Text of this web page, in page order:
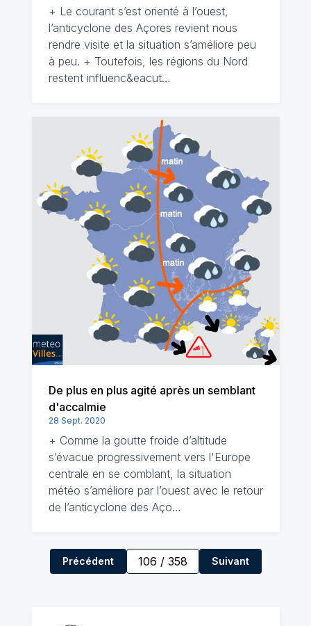
+ Le courant s’est orienté à l’ouest,
l’anticyclone des Açores revient nous
rendre visite et la situation s’améliore peu
à peu. + Toutefois, les régions du Nord
restent influenc&eacut…
De plus en plus agité après un semblant
d'accalmie
28 Sept. 2020
+ Comme la goutte froide d’altitude
s’évacue progressivement vers l'Europe
centrale en se comblant, la situation
météo s’améliore par l’ouest avec le retour
de l’anticyclone des Aço…
Précédent 106 / 358 Suivant